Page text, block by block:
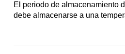
El periodo de almacenamiento
debe almacenarse a una